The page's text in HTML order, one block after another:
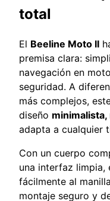
total
El Beeline Moto II
premisa clara:
navegación en
seguridad. A
más complejos,
diseño
adapta a cualquier
Con un cuerpo
una interfaz limpia,
fácilmente al
montaje seguro y